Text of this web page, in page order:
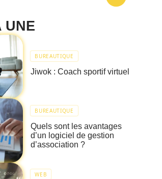
UNE
BUREAUTIQUE
Jiwok : Coach sportif virtuel
BUREAUTIQUE
Quels sont les avantages
d’un logiciel de gestion
d’association ?
WEB